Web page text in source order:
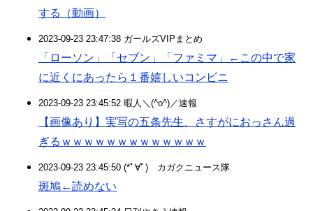
する（動画）
2023-09-23 23:47:38 ガールズVIPまとめ
「ローソン」「セブン」「ファミマ」←この中で家
に近くにあったら１番嬉しいコンビニ
2023-09-23 23:45:52 暇人＼(^o^)／速報
【画像あり】実写の五条先生、さすがにおっさん過
ぎるｗｗｗｗｗｗｗｗｗｗｗｗｗ
2023-09-23 23:45:50 (*ﾟ∀ﾟ)ゞカガクニュース隊
斑鳩←読めない